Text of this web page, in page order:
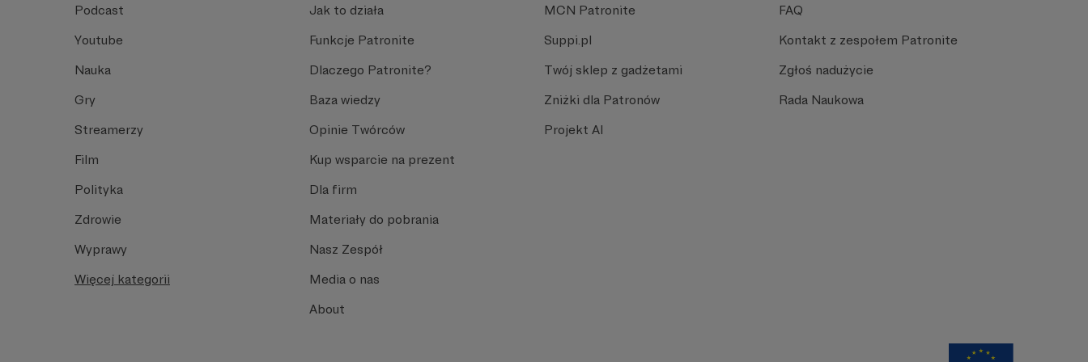
Podcast
Youtube
Nauka
Gry
Streamerzy
Film
Polityka
Zdrowie
Wyprawy
Więcej kategorii
Jak to działa
Funkcje Patronite
Dlaczego Patronite?
Baza wiedzy
Opinie Twórców
Kup wsparcie na prezent
Dla firm
Materiały do pobrania
Nasz Zespół
Media o nas
About
MCN Patronite
Suppi.pl
Twój sklep z gadżetami
Zniżki dla Patronów
Projekt AI
FAQ
Kontakt z zespołem Patronite
Zgłoś nadużycie
Rada Naukowa